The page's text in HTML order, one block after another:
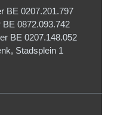
BE 0207.201.797
0872.093.742
BE 0207.148.052
Stadsplein 1